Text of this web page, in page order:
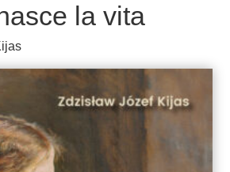
la vita